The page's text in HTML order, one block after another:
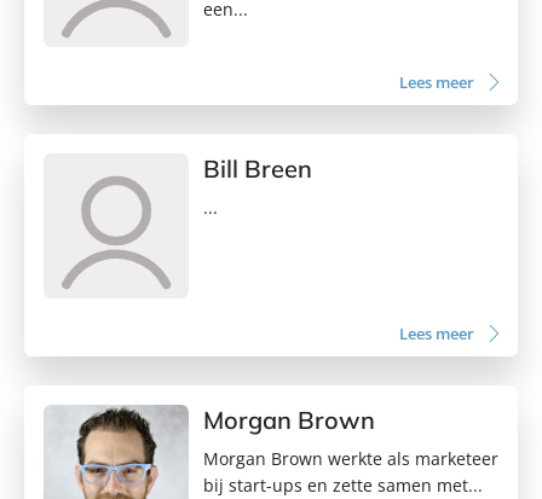
een...
Lees meer
Bill Breen
...
Lees meer
Morgan Brown
Morgan Brown werkte als marketeer
bij start-ups en zette samen met...